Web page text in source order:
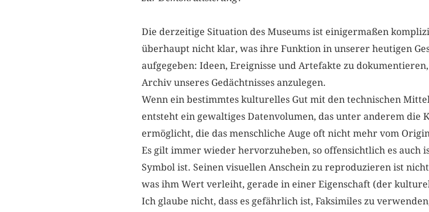
Die derzeitige Situation des Museums ist einigermaßen
überhaupt nicht klar, was ihre Funktion in unserer heutigen
aufgegeben: Ideen, Ereignisse und Artefakte zu
Archiv unseres Gedächtnisses anzulegen.
Wenn ein bestimmtes kulturelles Gut mit den technischen
entsteht ein gewaltiges Datenvolumen, das unter anderem
ermöglicht, die das menschliche Auge oft nicht mehr vom
Es gilt immer wieder hervorzuheben, so offensichtlich es auch
Symbol ist. Seinen visuellen Anschein zu reproduzieren ist
was ihm Wert verleiht, gerade in einer Eigenschaft (der
Ich glaube nicht, dass es gefährlich ist, Faksimiles zu